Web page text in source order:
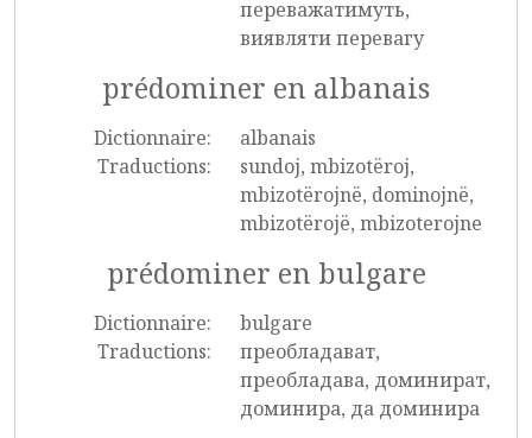
переважатимуть,
виявляти перевагу
prédominer en albanais
Dictionnaire:
albanais
Traductions:
sundoj, mbizotëroj,
mbizotërojnë, dominojnë,
mbizotërojë, mbizoterojne
prédominer en bulgare
Dictionnaire:
bulgare
Traductions:
преобладават,
преобладава, доминират,
доминира, да доминира